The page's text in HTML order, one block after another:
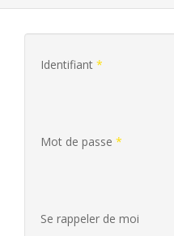
Identifiant *
Mot de passe *
Se rappeler de moi